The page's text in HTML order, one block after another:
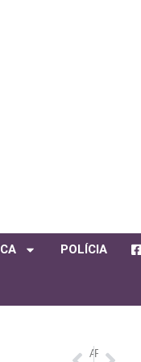
POLÍCIA
ANTERIORPRÓXIMO